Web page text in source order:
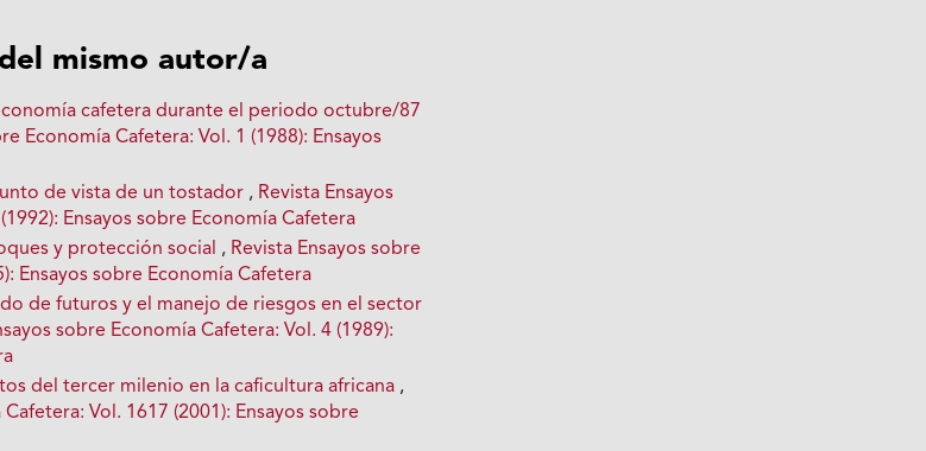
mismo autor/a
cafetera durante el periodo octubre/87
Economía Cafetera: Vol. 1 (1988): Ensayos
de vista de un tostador , Revista Ensayos
Ensayos sobre Economía Cafetera
y protección social , Revista Ensayos sobre
Ensayos sobre Economía Cafetera
de futuros y el manejo de riesgos en el sector
sobre Economía Cafetera: Vol. 4 (1989):
del tercer milenio en la caficultura africana ,
Vol. 1617 (2001): Ensayos sobre